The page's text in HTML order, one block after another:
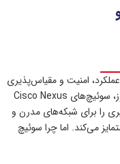
امنیت و مقیاس‌پذیری
زیرساخت شما ایفا می‌کند. در دنیای پرشتاب امروز، سوئیچ‌های Cisco Nexus
را برای شبکه‌های مدرن و
می‌کند. اما چرا سوئیچ